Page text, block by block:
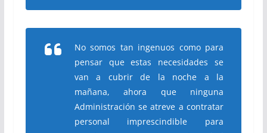
No somos tan ingenuos como para
pensar que estas necesidades se
van a cubrir de la noche a la
mañana, ahora que ninguna
Administración se atreve a contratar
personal imprescindible para